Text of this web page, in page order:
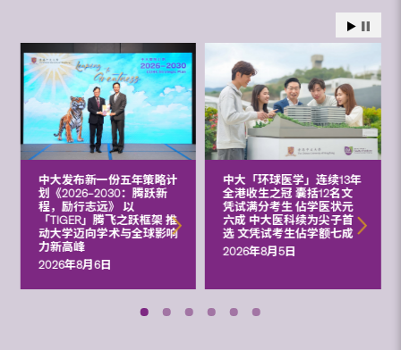
中大发布新一份五年策略计
划《2026‒2030：腾跃新
程，励行志远》 以
「TIGER」腾飞之跃框架 推
动大学迈向学术与全球影响
力新高峰
2026年8月6日
中大「环球医学」连续13年
全港收生之冠 囊括12名文
凭试满分考生 佔学医状元
六成 中大医科续为尖子首
选 文凭试考生佔学额七成
2026年8月5日